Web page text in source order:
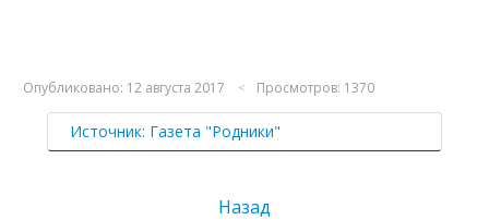
Опубликовано: 12 августа 2017 Просмотров: 1370
Источник: Газета "Родники"
Назад